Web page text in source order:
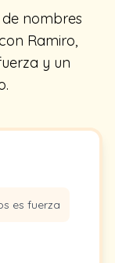
nombres
Ramiro,
y un
es fuerza